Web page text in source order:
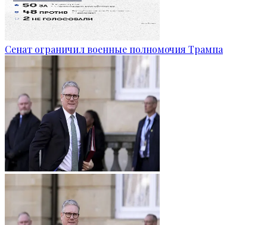
Сенат ограничил военные полномочия Трампа